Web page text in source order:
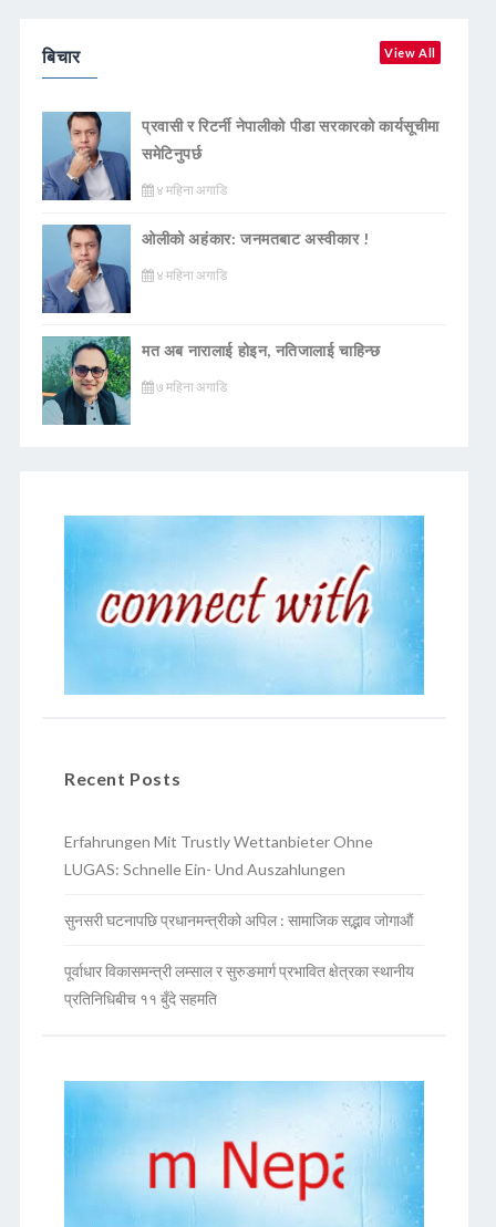
बिचार View All
प्रवासी र रिटर्नी नेपालीको पीडा सरकारको कार्यसूचीमा
समेटिनुपर्छ
४ महिना अगाडि
ओलीको अहंकार: जनमतबाट अस्वीकार !
४ महिना अगाडि
मत अब नारालाई होइन, नतिजालाई चाहिन्छ
७ महिना अगाडि
Recent Posts
Erfahrungen Mit Trustly Wettanbieter Ohne
LUGAS: Schnelle Ein- Und Auszahlungen
सुनसरी घटनापछि प्रधानमन्त्रीको अपिल : सामाजिक सद्भाव जोगाऔं
पूर्वाधार विकासमन्त्री लम्साल र सुरुङमार्ग प्रभावित क्षेत्रका स्थानीय
प्रतिनिधिबीच ११ बुँदे सहमति